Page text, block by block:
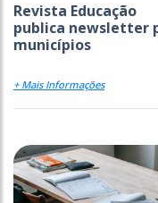
Revista Educação
publica newsletter
municípios
+ Mais Informações